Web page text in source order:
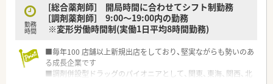
勤務
時間
[総合薬剤師] 開局時間に合わせてシフト制勤務
[調剤薬剤師] 9:00～19:00内の勤務
※変形労働時間制(実働1日平均8時間勤務)
■毎年100 店舗以上新規出店をしており、堅実ながらも勢いのあ
る成長企業です
■調剤併設型ドラッグのパイオニアとして、関東、東海、関西、北